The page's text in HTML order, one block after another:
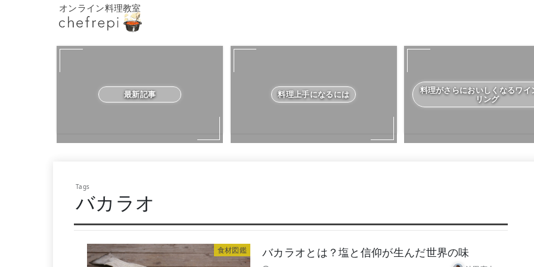
オンライン料理教室
最新記事 料理上手になるには
料理がさらにおいしくなるワイ
リング
バカラオ
食材図鑑 バカラオとは？塩と信仰が生んだ世界の味